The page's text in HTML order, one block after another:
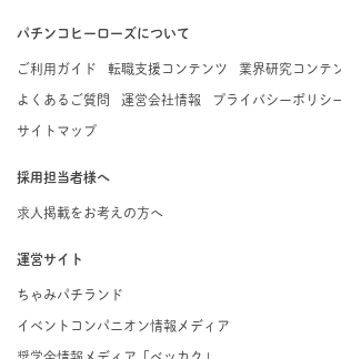
掲載している求人は、すべて契約法人様から寄せられた正規の
た内容はすぐに直接事業所に届くためスムーズに転職・復職でき
パチンコヒーローズについて
ご利用ガイド 転職支援コンテンツ 業界研究コンテ
よくあるご質問 運営会社情報 プライバシーポリシ
サイトマップ
採用担当者様へ
求人掲載をお考えの方へ
運営サイト
ちゃみパチランド
イベントコンパニオン情報メディア